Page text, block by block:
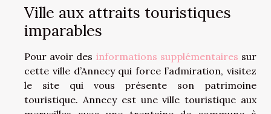
Ville aux attraits touristiques
imparables
Pour avoir des informations supplémentaires sur
cette ville d’Annecy qui force l’admiration, visitez
le site qui vous présente son patrimoine
touristique. Annecy est une ville touristique aux